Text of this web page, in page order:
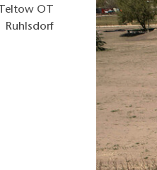
Teltow OT
Ruhlsdorf